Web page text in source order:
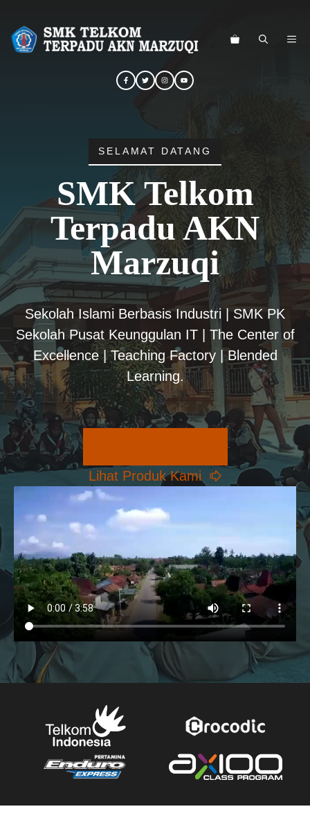
SELAMAT DATANG
SMK Telkom
Terpadu AKN
Marzuqi
Sekolah Islami Berbasis Industri | SMK PK
Sekolah Pusat Keunggulan IT | The Center of
Excellence | Teaching Factory | Blended
Learning.
Lihat Produk Kami